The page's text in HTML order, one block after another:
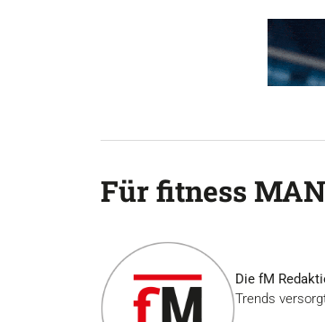
Für fitness
Die fM
Trends